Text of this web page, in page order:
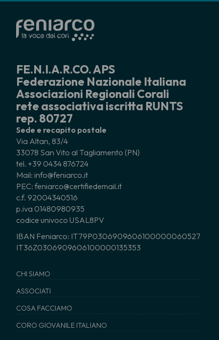
FE.N.I.A.R.CO. APS
Federazione Nazionale Italiana
Associazioni Regionali Corali
rete associativa iscritta RUNTS
rep. 80727
Sede e recapito postale
Via Altan, 83/4
33078 San Vito al Tagliamento (PN)
tel. +39 0434 876724
Mail: info@feniarco.it
PEC: feniarco@certifiedemail.it
c.f. 92004340516
p.iva 01480980935
codice univoco USAL8PV
IBAN Feniarco: IT79P0306909606100000060527
IT36Z0306909606100000135353
CHI SIAMO
ASSOCIATI
COSA FACCIAMO
CORO GIOVANILE ITALIANO